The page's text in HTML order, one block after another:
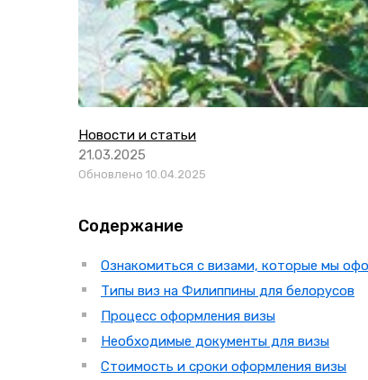
Новости и статьи
21.03.2025
Обновлено 10.04.2025
Содержание
Ознакомиться с визами, которые мы
Типы виз на Филиппины для белорусов
Процесс оформления визы
Необходимые документы для визы
Стоимость и сроки оформления визы